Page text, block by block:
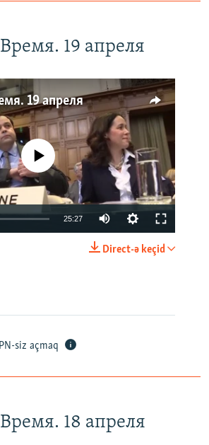
19 апреля
19 апреля
source currently available
25:27
Direct-ə keçid
siz açmaq
18 апреля